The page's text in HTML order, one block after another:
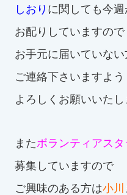
しおり に関しても今週
お配りしていますので
お手元に届いていない
ご連絡下さいますよう
よろしくお願いいた
またボランティアスタ
募集していますので
ご興味のある方は小川